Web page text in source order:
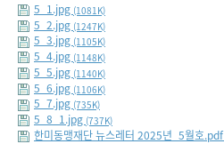
5_1.jpg (1081K)
5_2.jpg (1247K)
5_3.jpg (1105K)
5_4.jpg (1148K)
5_5.jpg (1140K)
5_6.jpg (1106K)
5_7.jpg (735K)
5_8_1.jpg (737K)
한미동맹재단 뉴스레터 2025년_5월호.pdf